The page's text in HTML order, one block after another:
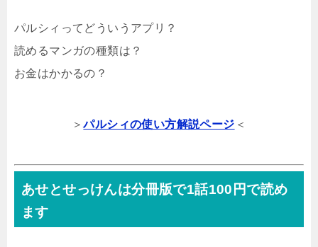
パルシィってどういうアプリ？
読めるマンガの種類は？
お金はかかるの？
＞パルシィの使い方解説ページ ＜
あせとせっけんは分冊版で1話100円で読め
ます